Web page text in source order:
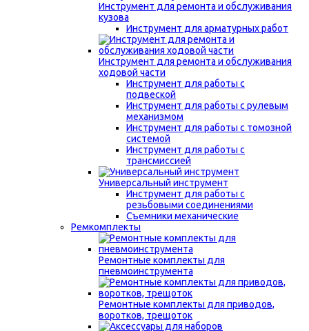
Инструмент для ремонта и обслуживания
кузова
Инструмент для арматурных работ
Инструмент для ремонта и обслуживания
ходовой части
Инструмент для работы с
подвеской
Инструмент для работы с рулевым
механизмом
Инструмент для работы с томозной
системой
Инструмент для работы с
трансмиссией
Универсальный инструмент
Инструмент для работы с
резьбовыми соединениями
Съемники механические
Ремкомплекты
Ремонтные комплекты для
пневмоинструмента
Ремонтные комплекты для приводов,
воротков, трещоток